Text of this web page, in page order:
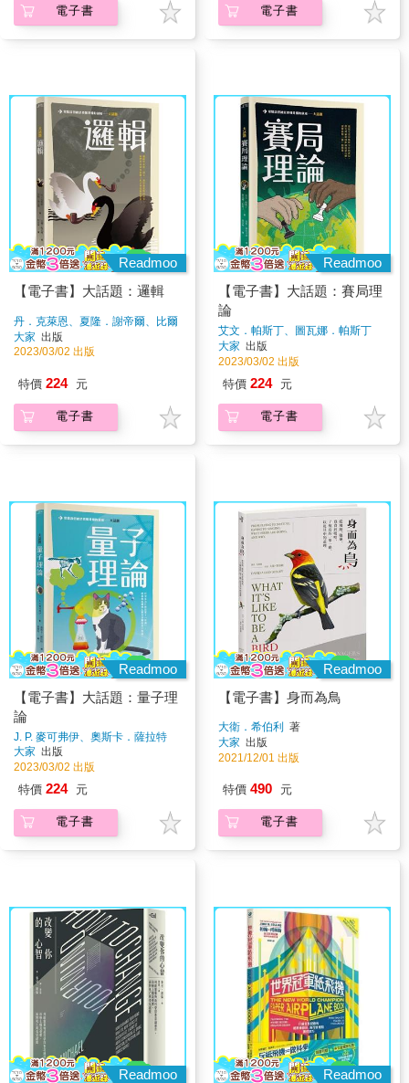
電子書 電子書
Readmoo
【電子書】大話題：邏輯
丹．克萊恩、夏隆．謝帝爾、比爾
著
大家 出版
2023/03/02 出版
特價 224 元
電子書
Readmoo
【電子書】大話題：賽局理
論
艾文．帕斯丁、圖瓦娜．帕斯丁
著
大家 出版
2023/03/02 出版
特價 224 元
電子書
Readmoo
【電子書】大話題：量子理
論
J. P. 麥可弗伊、奧斯卡．薩拉特
著
大家 出版
2023/03/02 出版
特價 224 元
電子書
Readmoo
【電子書】身而為鳥
大衛．希伯利
著
大家 出版
2021/12/01 出版
特價 490 元
電子書
Readmoo
Readmoo